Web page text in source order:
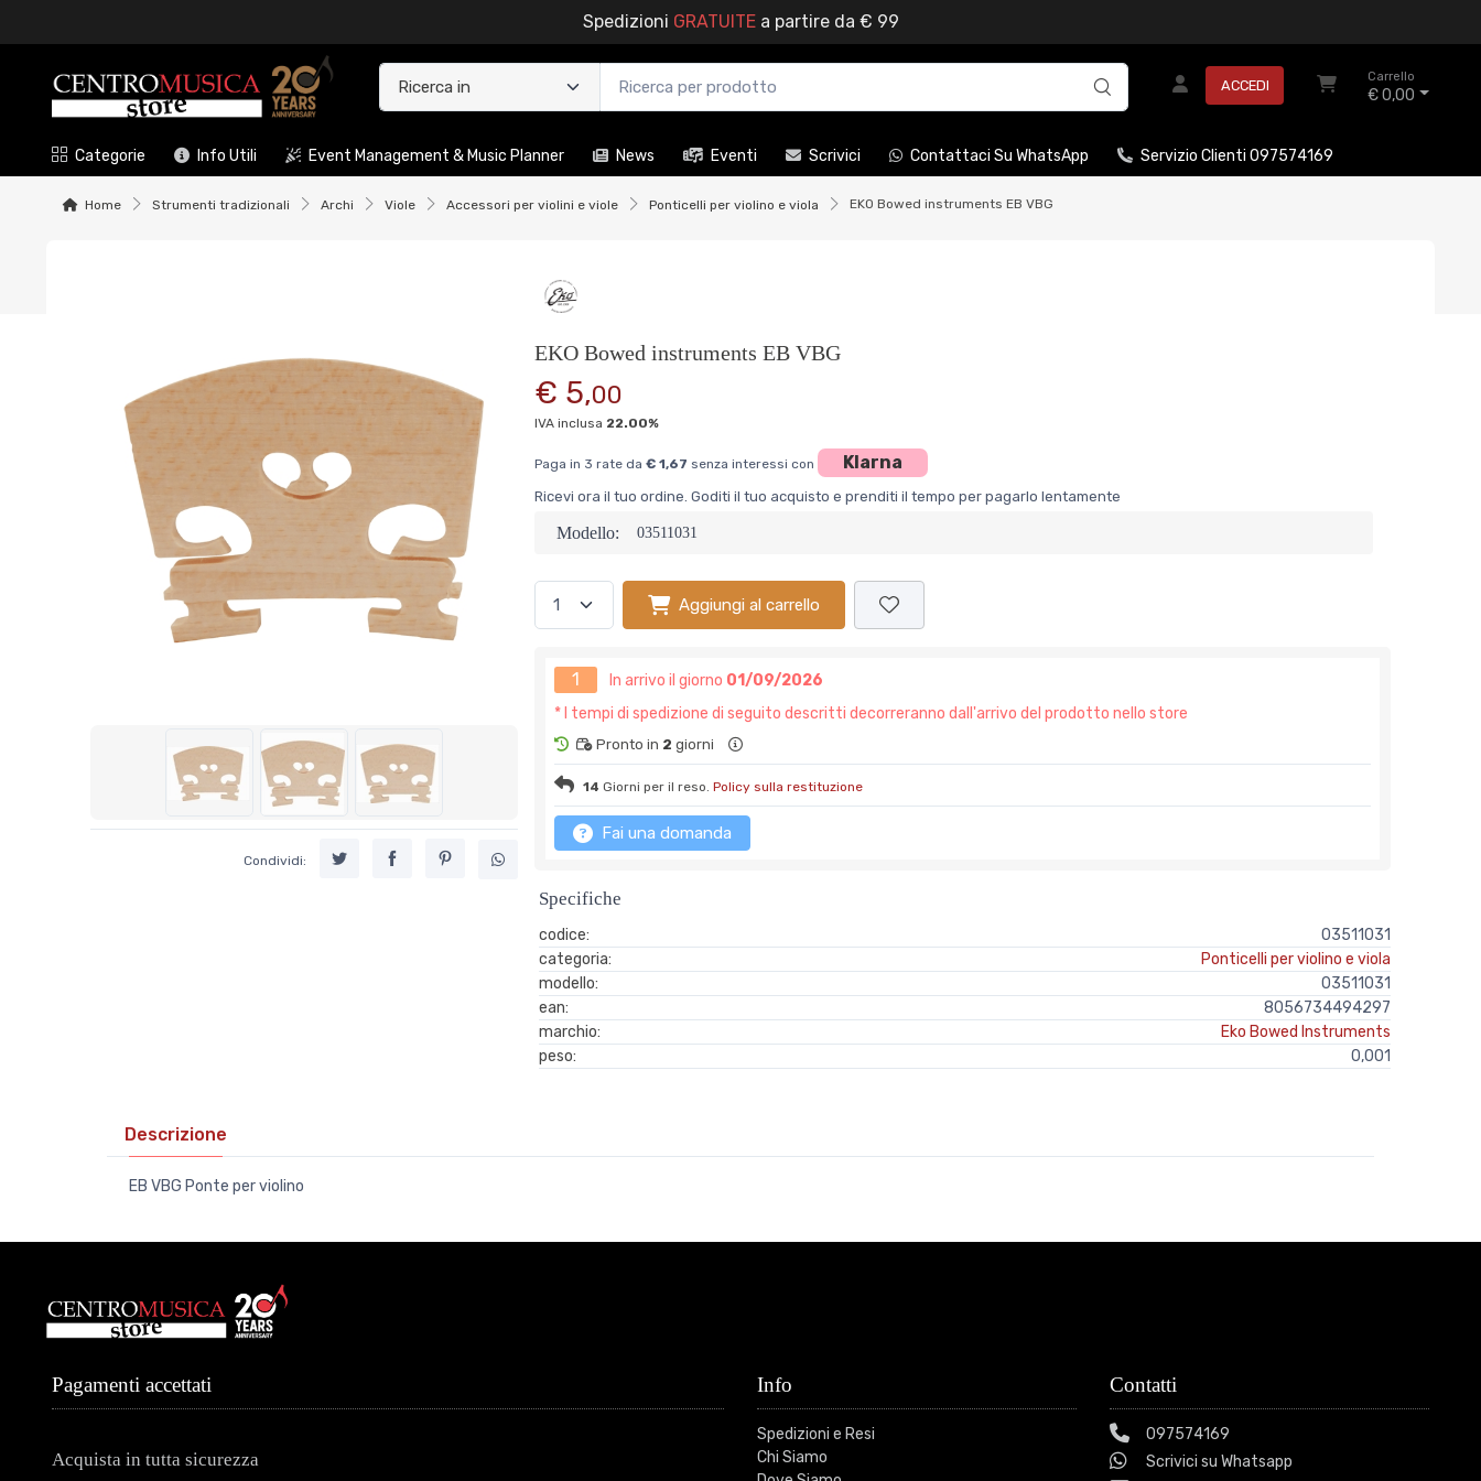
Spedizioni GRATUITEa partire da € 99
ACCEDI
Carrello
€ 0,00
Categorie Info Utili Event Management & Music Planner News Eventi Scrivici Contattaci Su WhatsApp Servizio Clienti 097574169
Home Strumenti tradizionali Archi Viole Accessori per violini e viole Ponticelli per violino e viola EKO Bowed instruments EB VBG
Condividi:
EKO Bowed instruments EB VBG
€ 5,00
IVA inclusa 22.00%
Paga in 3 rate da€ 1,67 senza interessi con Klarna
Ricevi ora il tuo ordine. Goditi il tuo acquisto e prenditi il tempo per pagarlo lentamente
Modello: 03511031
Aggiungi al carrello
1 In arrivo il giorno 01/09/2026
* I tempi di spedizione di seguito descritti decorreranno dall'arrivo del prodotto nello store
Pronto in 2 giorni
14 Giorni per il reso.Policy sulla restituzione
Fai una domanda
Specifiche
codice:
03511031
categoria:
Ponticelli per violino e viola
modello:
03511031
ean:
8056734494297
marchio:
Eko Bowed Instruments
peso:
0,001
Descrizione
EB VBG Ponte per violino
Pagamenti accettati
Acquista in tutta sicurezza
Info
Spedizioni e Resi
Chi Siamo
Contatti
097574169
Scrivici su Whatsapp